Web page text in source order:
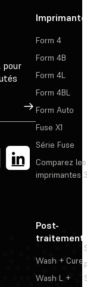
pour
Inscription
Form 4
Form 4B
Form 4L
Form 4BL
Form Auto
Fuse X1
Série Fuse
Comparez les
imprimantes
Post-
traitement
Wash + Cure
Wash L +